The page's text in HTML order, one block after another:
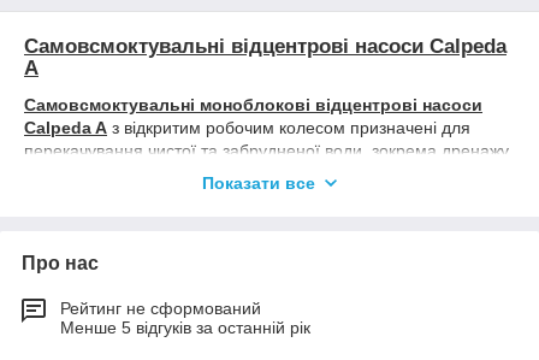
Самовсмоктувальні відцентрові насоси Calpeda
A
Самовсмоктувальні моноблокові відцентрові насоси
Calpeda A з відкритим робочим колесом призначені для
перекачування чистої та забрудненої води, зокрема дренажу.
Максимальна продуктивність насосів A — 13,2 м3/год, напір
Промислова здатність
Серія насосів Calpeda A містить такі моделі (щоб
Показати все
Про нас
Рейтинг не сформований
Менше 5 відгуків за останній рік